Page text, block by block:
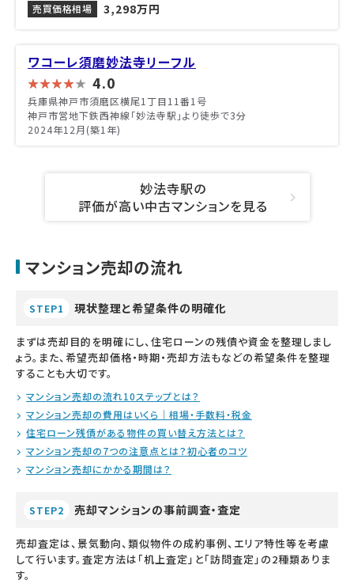
売買価格相場
3,298万円
ワコーレ須磨妙法寺リーフル
4.0
兵庫県神戸市須磨区横尾1丁目11番1号
神戸市営地下鉄西神線「妙法寺駅」より徒歩で3分
2024年12月(築1年)
妙法寺駅の
評価が高い中古マンションを見る
マンション売却の流れ
STEP1 現状整理と希望条件の明確化
まずは売却目的を明確にし、住宅ローンの残債や資金を整理しまし
ょう。また、希望売却価格・時期・売却方法もなどの希望条件を整理
することも大切です。
マンション売却の流れ10ステップとは？
マンション売却の費用はいくら｜相場・手数料・税金
住宅ローン残債がある物件の買い替え方法とは？
マンション売却の7つの注意点とは？初心者のコツ
マンション売却にかかる期間は？
STEP2 売却マンションの事前調査・査定
売却査定は、景気動向、類似物件の成約事例、エリア特性等を考慮
して行います。査定方法は「机上査定」と「訪問査定」の2種類ありま
す。